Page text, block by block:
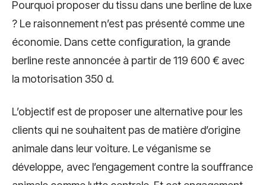
Pourquoi proposer du tissu dans une berline de luxe
? Le raisonnement n’est pas présenté comme une
économie. Dans cette configuration, la grande
berline reste annoncée à partir de 119 600 € avec
la motorisation 350 d.
L’objectif est de proposer une alternative pour les
clients qui ne souhaitent pas de matière d’origine
animale dans leur voiture. Le véganisme se
développe, avec l’engagement contre la souffrance